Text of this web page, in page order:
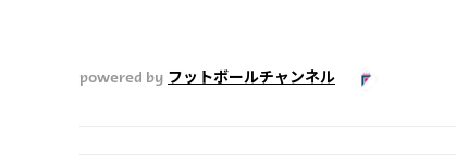
powered by フットボールチャンネル